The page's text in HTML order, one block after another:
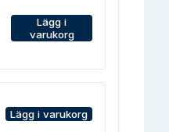
Lägg i
varukorg
Lägg i varukorg